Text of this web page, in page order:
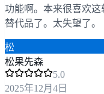
功能啊。本来很喜欢
替代品了。太失望了。
松
松果先森
5.0
2025年12月4日